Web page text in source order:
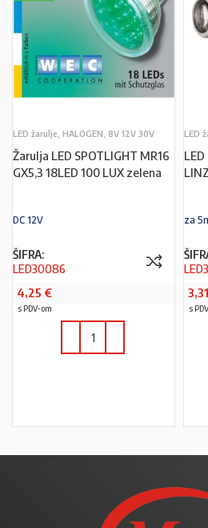
LED žarulje, HALOGEN, 8V 12V 30V
Žarulja LED SPOTLIGHT MR16
GX5,3 18LED 100 LUX zelena
DC 12V
ŠIFRA:
LED30086
4,25 €
s PDV-om
LED
za
3,31
s